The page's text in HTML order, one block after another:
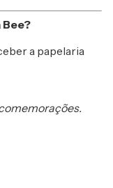
Bee?
a papelaria